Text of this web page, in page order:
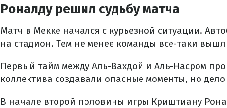
Роналду решил судьбу матча
Матч в Мекке начался с курьезной ситуации.
на стадион. Тем не менее команды все-таки
Первый тайм между Аль-Вахдой и Аль-Насром
коллектива создавали опасные моменты, но
В начале второй половины игры Криштиану